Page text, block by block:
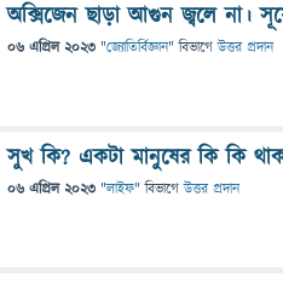
অক্সিজেন ছাড়া আগুন জ্বলে না।
06 এপ্রিল 2023 "জ্যোতির্বিজ্ঞান" বিভাগে উত্তর প্রদান
সুখ কি? একটা মানুষের কি কি
06 এপ্রিল 2023 "লাইফ" বিভাগে উত্তর প্রদান